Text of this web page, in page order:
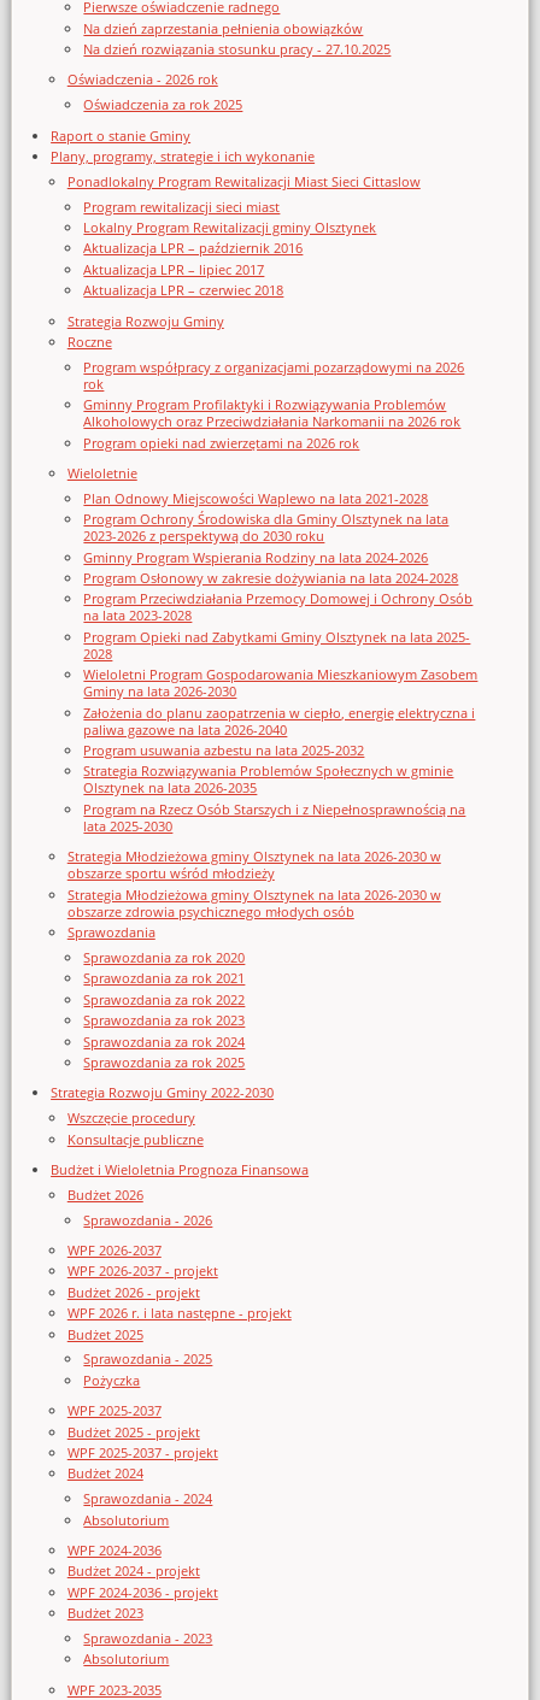
Pierwsze oświadczenie radnego
Na dzień zaprzestania pełnienia obowiązków
Na dzień rozwiązania stosunku pracy - 27.10.2025
Oświadczenia - 2026 rok
Oświadczenia za rok 2025
Raport o stanie Gminy
Plany, programy, strategie i ich wykonanie
Ponadlokalny Program Rewitalizacji Miast Sieci Cittaslow
Program rewitalizacji sieci miast
Lokalny Program Rewitalizacji gminy Olsztynek
Aktualizacja LPR – październik 2016
Aktualizacja LPR – lipiec 2017
Aktualizacja LPR – czerwiec 2018
Strategia Rozwoju Gminy
Roczne
Program współpracy z organizacjami pozarządowymi na 2026
rok
Gminny Program Profilaktyki i Rozwiązywania Problemów
Alkoholowych oraz Przeciwdziałania Narkomanii na 2026 rok
Program opieki nad zwierzętami na 2026 rok
Wieloletnie
Plan Odnowy Miejscowości Waplewo na lata 2021-2028
Program Ochrony Środowiska dla Gminy Olsztynek na lata
2023-2026 z perspektywą do 2030 roku
Gminny Program Wspierania Rodziny na lata 2024-2026
Program Osłonowy w zakresie dożywiania na lata 2024-2028
Program Przeciwdziałania Przemocy Domowej i Ochrony Osób
na lata 2023-2028
Program Opieki nad Zabytkami Gminy Olsztynek na lata 2025-
2028
Wieloletni Program Gospodarowania Mieszkaniowym Zasobem
Gminy na lata 2026-2030
Założenia do planu zaopatrzenia w ciepło, energię elektryczna i
paliwa gazowe na lata 2026-2040
Program usuwania azbestu na lata 2025-2032
Strategia Rozwiązywania Problemów Społecznych w gminie
Olsztynek na lata 2026-2035
Program na Rzecz Osób Starszych i z Niepełnosprawnością na
lata 2025-2030
Strategia Młodzieżowa gminy Olsztynek na lata 2026-2030 w
obszarze sportu wśród młodzieży
Strategia Młodzieżowa gminy Olsztynek na lata 2026-2030 w
obszarze zdrowia psychicznego młodych osób
Sprawozdania
Sprawozdania za rok 2020
Sprawozdania za rok 2021
Sprawozdania za rok 2022
Sprawozdania za rok 2023
Sprawozdania za rok 2024
Sprawozdania za rok 2025
Strategia Rozwoju Gminy 2022-2030
Wszczęcie procedury
Konsultacje publiczne
Budżet i Wieloletnia Prognoza Finansowa
Budżet 2026
Sprawozdania - 2026
WPF 2026-2037
WPF 2026-2037 - projekt
Budżet 2026 - projekt
WPF 2026 r. i lata następne - projekt
Budżet 2025
Sprawozdania - 2025
Pożyczka
WPF 2025-2037
Budżet 2025 - projekt
WPF 2025-2037 - projekt
Budżet 2024
Sprawozdania - 2024
Absolutorium
WPF 2024-2036
Budżet 2024 - projekt
WPF 2024-2036 - projekt
Budżet 2023
Sprawozdania - 2023
Absolutorium
WPF 2023-2035